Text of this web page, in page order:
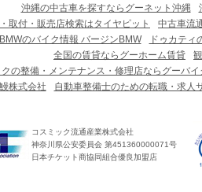
沖縄の中古車を探すならグーネット沖縄
取付・販売店検索はタイヤピット
中古車流
BMWのバイク情報 バージンBMW
ドゥカティ
全国の賃貸ならグーホーム賃貸
クの整備・メンテナンス・修理店ならグーバイ
株式会社
自動車整備士のための転職・求人
コスミック流通産業株式会社
神奈川県公安委員会 第451360000071号
日本チケット商協同組合優良加盟店